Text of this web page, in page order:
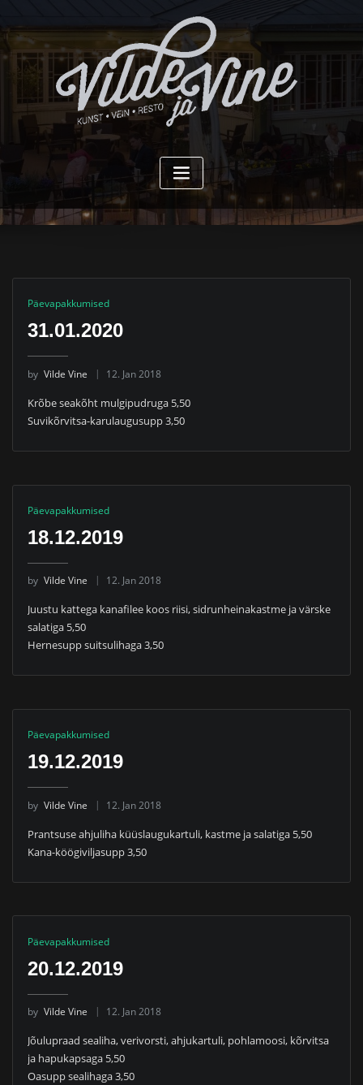
content
Päevapakkumised
31.01.2020
by Vilde Vine 12. Jan 2018
Krõbe seakõht mulgipudruga 5,50
Suvikõrvitsa-karulaugusupp 3,50
Päevapakkumised
18.12.2019
by Vilde Vine 12. Jan 2018
Juustu kattega kanafilee koos riisi, sidrunheinakastme ja värske
salatiga 5,50
Hernesupp suitsulihaga 3,50
Päevapakkumised
19.12.2019
by Vilde Vine 12. Jan 2018
Prantsuse ahjuliha küüslaugukartuli, kastme ja salatiga 5,50
Kana-köögiviljasupp 3,50
Päevapakkumised
20.12.2019
by Vilde Vine 12. Jan 2018
Jõulupraad sealiha, verivorsti, ahjukartuli, pohlamoosi, kõrvitsa
ja hapukapsaga 5,50
Oasupp sealihaga 3,50